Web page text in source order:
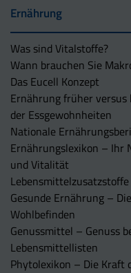
Ernährung
Was sind Vitalstoffe?
Wann brauchen Sie
Das Eucell Konzept
Ernährung früher
der Essgewohnheiten
Nationale
Ernährungslexikon – Ihr
und Vitalität
Lebensmittelzusatzstoffe
Gesunde Ernährung –
Wohlbefinden
Genussmittel – Genuss
Lebensmittellisten
Phytolexikon – Die Kraft